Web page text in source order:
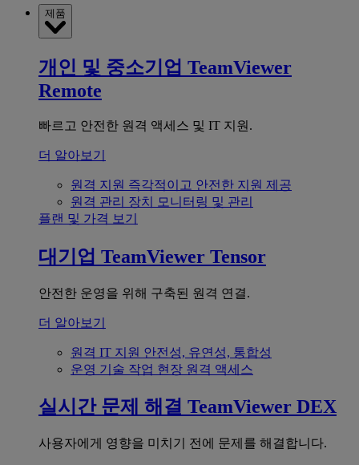
제품
개인 및 중소기업 TeamViewer
Remote
빠르고 안전한 원격 액세스 및 IT 지원.
더 알아보기
원격 지원 즉각적이고 안전한 지원 제공
원격 관리 장치 모니터링 및 관리
플랜 및 가격 보기
대기업 TeamViewer Tensor
안전한 운영을 위해 구축된 원격 연결.
더 알아보기
원격 IT 지원 안전성, 유연성, 통합성
운영 기술 작업 현장 원격 액세스
실시간 문제 해결 TeamViewer DEX
사용자에게 영향을 미치기 전에 문제를 해결합니다.